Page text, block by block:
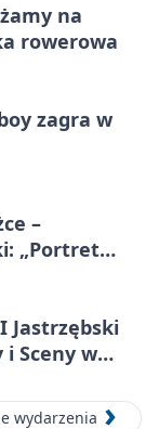
na
rowerowa
zagra w
–
„Portret
Jastrzębski
Sceny w
wydarzenia